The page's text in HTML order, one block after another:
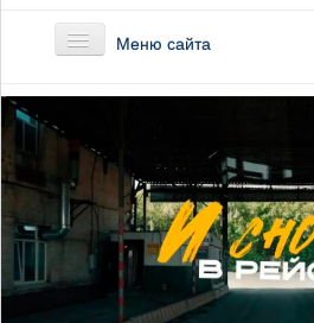
Меню сайта
О предприятии
Маршруты
Вакансии